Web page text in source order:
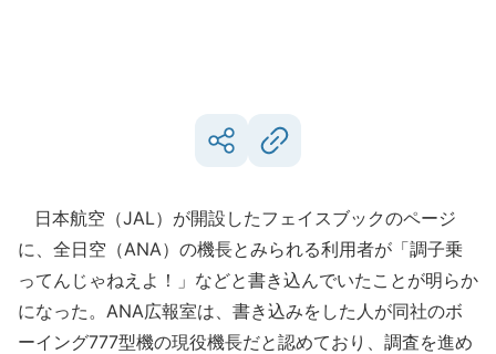
日本航空（JAL）が開設したフェイスブックのページ
に、全日空（ANA）の機長とみられる利用者が「調子乗
ってんじゃねえよ！」などと書き込んでいたことが明らか
になった。ANA広報室は、書き込みをした人が同社のボ
ーイング777型機の現役機長だと認めており、調査を進め